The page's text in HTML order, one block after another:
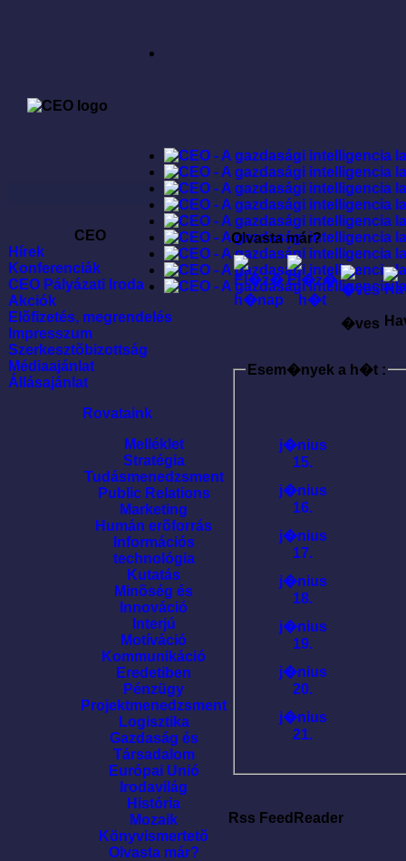
CEO
Hírek
Konferenciák
CEO Pályázati Iroda
Akciók
Elõfizetés, megrendelés
Impresszum
Szerkesztõbizottság
Médiaajánlat
Állásajánlat
Rovataink
Melléklet
Stratégia
Tudásmenedzsment
Public Relations
Marketing
Humán erõforrás
Információs
technológia
Kutatás
Minõség és
Innováció
Interjú
Motíváció
Kommunikáció
Eredetiben
Pénzügy
Projektmenedzsment
Logisztika
Gazdaság és
Társadalom
Európai Unió
Irodavilág
História
Mozaik
Könyvismertetõ
Olvasta már?
Olvasta már?
�ves
Esem�nyek a h�t :
j�nius
15.
j�nius
16.
j�nius
17.
j�nius
18.
j�nius
19.
j�nius
20.
j�nius
21.
Rss FeedReader